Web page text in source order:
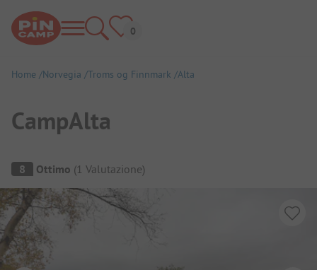
Home Norvegia Troms og Finnmark Alta
CampAlta
Panoramica del campeggio
8 Ottimo (1 Valutazione)